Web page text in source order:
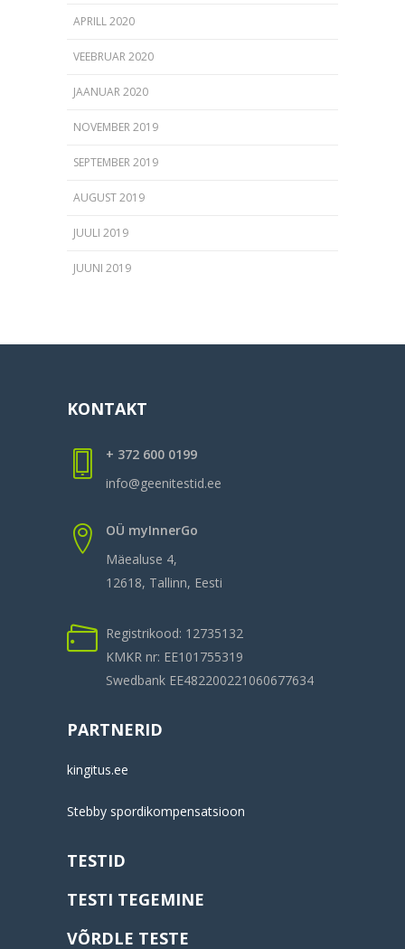
APRILL 2020
VEEBRUAR 2020
JAANUAR 2020
NOVEMBER 2019
SEPTEMBER 2019
AUGUST 2019
JUULI 2019
JUUNI 2019
KONTAKT
+ 372 600 0199
info@geenitestid.ee
OÜ myInnerGo
Mäealuse 4,
12618, Tallinn, Eesti
Registrikood: 12735132
KMKR nr: EE101755319
Swedbank EE482200221060677634
PARTNERID
kingitus.ee
Stebby spordikompensatsioon
TESTID
TESTI TEGEMINE
VÕRDLE TESTE